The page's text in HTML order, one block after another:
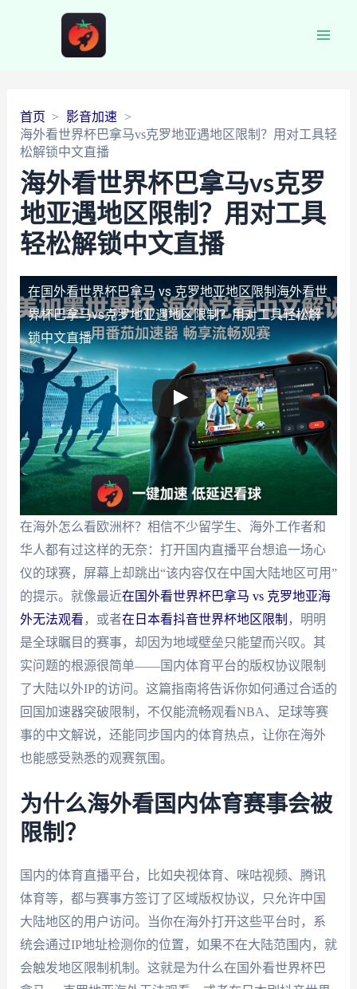
首页
影音加速
海外看世界杯巴拿马vs克罗地亚遇地区限制？用对工具轻
松解锁中文直播
海外看世界杯巴拿马vs克罗
地亚遇地区限制？用对工具
轻松解锁中文直播
在国外看世界杯巴拿马 vs 克罗地亚地区限制 海外看世
界杯巴拿马vs克罗地亚遇地区限制？用对工具轻松解
锁中文直播
在海外怎么看欧洲杯？相信不少留学生、海外工作者和
华人都有过这样的无奈：打开国内直播平台想追一场心
仪的球赛，屏幕上却跳出“该内容仅在中国大陆地区可用”
的提示。就像最近在国外看世界杯巴拿马 vs 克罗地亚海
外无法观看 ，或者在日本看抖音世界杯地区限制 ，明明
是全球瞩目的赛事，却因为地域壁垒只能望而兴叹。其
实问题的根源很简单——国内体育平台的版权协议限制
了大陆以外IP的访问。这篇指南将告诉你如何通过合适的
回国加速器突破限制，不仅能流畅观看NBA、足球等赛
事的中文解说，还能同步国内的体育热点，让你在海外
也能感受熟悉的观赛氛围。
为什么海外看国内体育赛事会被
限制？
国内的体育直播平台，比如央视体育、咪咕视频、腾讯
体育等，都与赛事方签订了区域版权协议，只允许中国
大陆地区的用户访问。当你在海外打开这些平台时，系
统会通过IP地址检测你的位置，如果不在大陆范围内，就
会触发地区限制机制。这就是为什么在国外看世界杯巴